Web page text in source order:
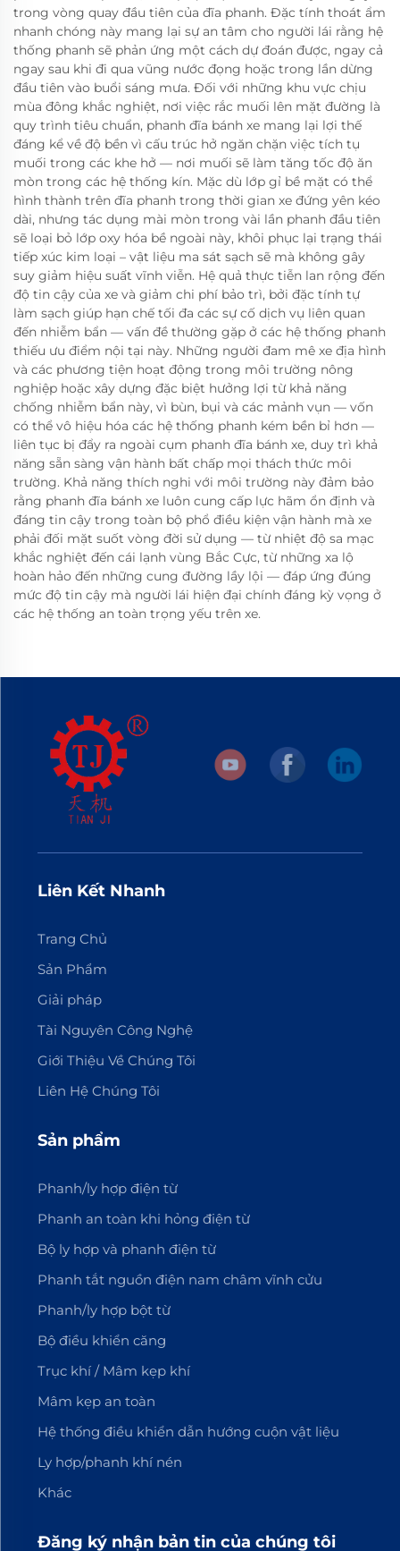
trong vòng quay đầu tiên của đĩa phanh. Đặc tính thoát ẩm
nhanh chóng này mang lại sự an tâm cho người lái rằng hệ
thống phanh sẽ phản ứng một cách dự đoán được, ngay cả
ngay sau khi đi qua vũng nước đọng hoặc trong lần dừng
đầu tiên vào buổi sáng mưa. Đối với những khu vực chịu
mùa đông khắc nghiệt, nơi việc rắc muối lên mặt đường là
quy trình tiêu chuẩn, phanh đĩa bánh xe mang lại lợi thế
đáng kể về độ bền vì cấu trúc hở ngăn chặn việc tích tụ
muối trong các khe hở — nơi muối sẽ làm tăng tốc độ ăn
mòn trong các hệ thống kín. Mặc dù lớp gỉ bề mặt có thể
hình thành trên đĩa phanh trong thời gian xe đứng yên kéo
dài, nhưng tác dụng mài mòn trong vài lần phanh đầu tiên
sẽ loại bỏ lớp oxy hóa bề ngoài này, khôi phục lại trạng thái
tiếp xúc kim loại – vật liệu ma sát sạch sẽ mà không gây
suy giảm hiệu suất vĩnh viễn. Hệ quả thực tiễn lan rộng đến
độ tin cậy của xe và giảm chi phí bảo trì, bởi đặc tính tự
làm sạch giúp hạn chế tối đa các sự cố dịch vụ liên quan
đến nhiễm bẩn — vấn đề thường gặp ở các hệ thống phanh
thiếu ưu điểm nội tại này. Những người đam mê xe địa hình
và các phương tiện hoạt động trong môi trường nông
nghiệp hoặc xây dựng đặc biệt hưởng lợi từ khả năng
chống nhiễm bẩn này, vì bùn, bụi và các mảnh vụn — vốn
có thể vô hiệu hóa các hệ thống phanh kém bền bỉ hơn —
liên tục bị đẩy ra ngoài cụm phanh đĩa bánh xe, duy trì khả
năng sẵn sàng vận hành bất chấp mọi thách thức môi
trường. Khả năng thích nghi với môi trường này đảm bảo
rằng phanh đĩa bánh xe luôn cung cấp lực hãm ổn định và
đáng tin cậy trong toàn bộ phổ điều kiện vận hành mà xe
phải đối mặt suốt vòng đời sử dụng — từ nhiệt độ sa mạc
khắc nghiệt đến cái lạnh vùng Bắc Cực, từ những xa lộ
hoàn hảo đến những cung đường lầy lội — đáp ứng đúng
mức độ tin cậy mà người lái hiện đại chính đáng kỳ vọng ở
các hệ thống an toàn trọng yếu trên xe.
Liên Kết Nhanh
Trang Chủ
Sản Phẩm
Giải pháp
Tài Nguyên Công Nghệ
Giới Thiệu Về Chúng Tôi
Liên Hệ Chúng Tôi
Sản phẩm
Phanh/ly hợp điện từ
Phanh an toàn khi hỏng điện từ
Bộ ly hợp và phanh điện từ
Phanh tắt nguồn điện nam châm vĩnh cửu
Phanh/ly hợp bột từ
Bộ điều khiển căng
Trục khí / Mâm kẹp khí
Mâm kẹp an toàn
Hệ thống điều khiển dẫn hướng cuộn vật liệu
Ly hợp/phanh khí nén
Khác
Đăng ký nhận bản tin của chúng tôi